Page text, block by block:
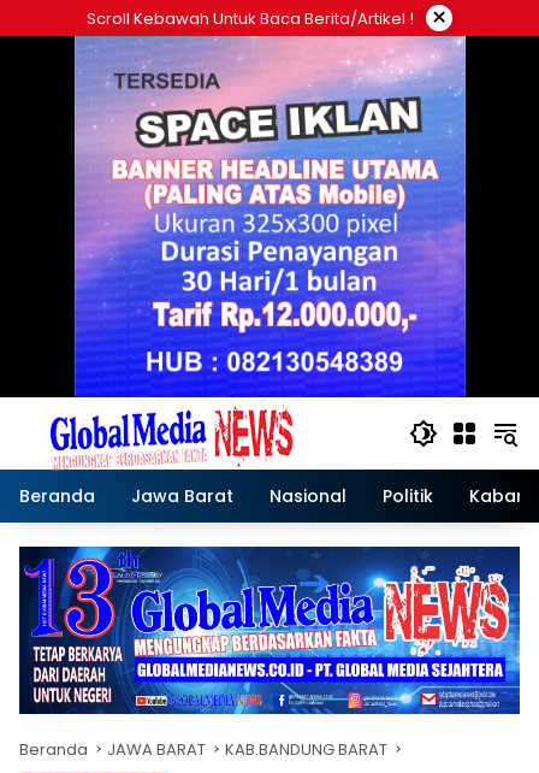
ke
Scroll Kebawah Untuk Baca Berita/artikel ! ×
Beranda Jawa Barat Nasional Politik Kabar
Beranda JAWA BARAT KAB.BANDUNG BARAT